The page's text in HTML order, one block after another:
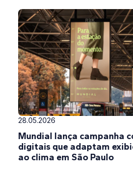
28.05.2026
Mundial lança campanha
digitais que adaptam
ao clima em São Paulo